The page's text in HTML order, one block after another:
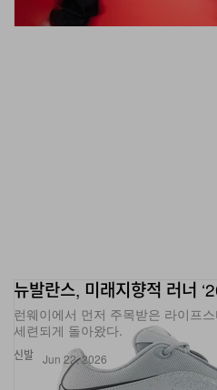
신발
뉴발란스, 미래지향적 러너
런웨이에서 먼저 주목받은 라이프
세련되게 돌아왔다.
Jun 22, 2026